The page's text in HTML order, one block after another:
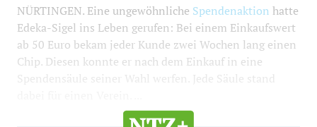
NÜRTINGEN. Eine ungewöhnliche Spendenaktion hatte
Edeka-Sigel ins Leben gerufen: Bei einem Einkaufswert
ab 50 Euro bekam jeder Kunde zwei Wochen lang einen
Chip. Diesen konnte er nach dem Einkauf in eine
Spendensäule seiner Wahl werfen. Jede Säule stand